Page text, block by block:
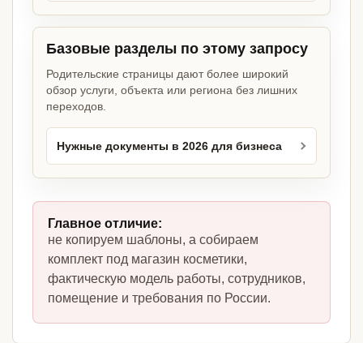
Базовые разделы по этому запросу
Родительские страницы дают более широкий
обзор услуги, объекта или региона без лишних
переходов.
Нужные документы в 2026 для бизнеса
Главное отличие:
не копируем шаблоны, а собираем
комплект под магазин косметики,
фактическую модель работы, сотрудников,
помещение и требования по России.